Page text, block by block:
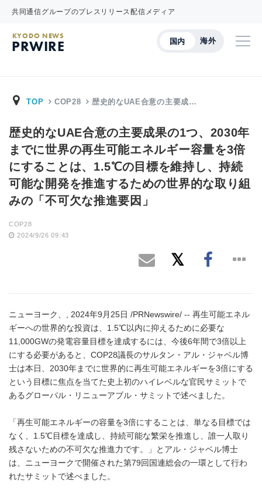
共同通信グループのプレスリリース配信メディア
国内 海外
KYODO NEWS
PRWIRE
TOP COP28 歴史的なUAE合意の主要成…
歴史的なUAE合意の主要成果の1つ、2030年
までに世界の再生可能エネルギー容量を3倍
にすることは、1.5℃の目標を維持し、持続
可能な開発を推進するための世界的な取り組
みの「不可欠な推進要因」
COP28
2024/9/26 09:43
ニューヨーク、, 2024年9月25日 /PRNewswire/ -- 再生可能エネル
ギーへの世界的な投資は、1.5℃以内に抑えるために必要な
11,000GWの発電容量目標を達成するには、今後6年間で3倍以上
にする必要があると、COP28議長のサルタン・アル・ジャベル博
士は本日、2030年までに世界的に再生可能エネルギーを3倍にする
という目標に焦点を当てた史上初のハイレベルな官民サミットで
あるグローバル・リニューアブル・サミットで述べました。
「再生可能エネルギーの容量を3倍にすることは、単なる目標では
なく、1.5℃目標を達成し、持続可能な繁栄を推進し、誰一人取り
残さないための不可欠な推進力です。」とアル・ジャベル博士
は、ニューヨークで開催された第79回国連総会の一環として行わ
れたサミットで述べました。